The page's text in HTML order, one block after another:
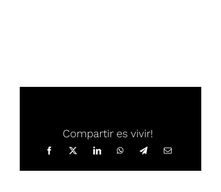
Compartir es vivir!